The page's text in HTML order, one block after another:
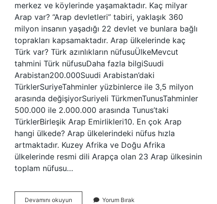
merkez ve köylerinde yaşamaktadır. Kaç milyar
Arap var? “Arap devletleri” tabiri, yaklaşık 360
milyon insanın yaşadığı 22 devlet ve bunlara bağlı
toprakları kapsamaktadır. Arap ülkelerinde kaç
Türk var? Türk azınlıkların nüfusuÜlkeMevcut
tahmini Türk nüfusuDaha fazla bilgiSuudi
Arabistan200.000Suudi Arabistan’daki
TürklerSuriyeTahminler yüzbinlerce ile 3,5 milyon
arasında değişiyorSuriyeli TürkmenTunusTahminler
500.000 ile 2.000.000 arasında Tunus’taki
TürklerBirleşik Arap Emirlikleri10. En çok Arap
hangi ülkede? Arap ülkelerindeki nüfus hızla
artmaktadır. Kuzey Afrika ve Doğu Afrika
ülkelerinde resmi dili Arapça olan 23 Arap ülkesinin
toplam nüfusu…
Devamını okuyun Yorum Bırak